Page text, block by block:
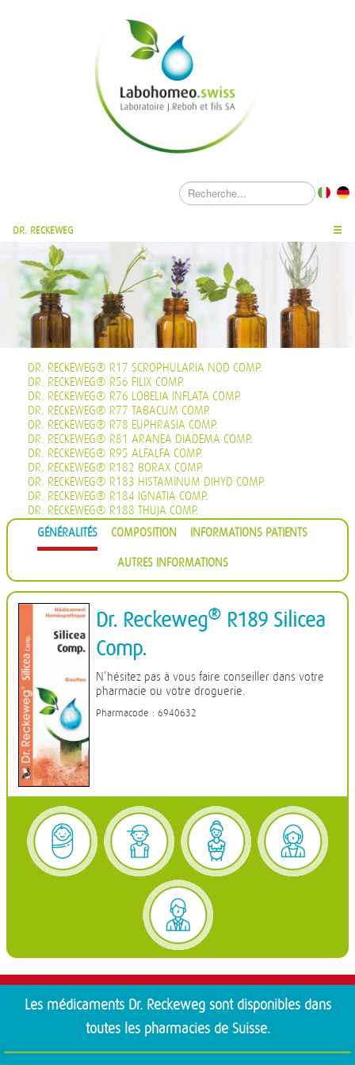
DR. RECKEWEG ☰
DR. RECKEWEG® R17 SCROPHULARIA NOD COMP.
DR. RECKEWEG® R56 FILIX COMP.
DR. RECKEWEG® R76 LOBELIA INFLATA COMP.
DR. RECKEWEG® R77 TABACUM COMP.
DR. RECKEWEG® R78 EUPHRASIA COMP.
DR. RECKEWEG® R81 ARANEA DIADEMA COMP.
DR. RECKEWEG® R95 ALFALFA COMP.
DR. RECKEWEG® R182 BORAX COMP.
DR. RECKEWEG® R183 HISTAMINUM DIHYD COMP.
DR. RECKEWEG® R184 IGNATIA COMP.
DR. RECKEWEG® R188 THUJA COMP.
DR. RECKEWEG® R189 SILICEA COMP.
DR. RECKEWEG® R191 CHININUM SULF COMP.
DR. RECKEWEG® R193 ECHINACEA COMP.
GÉNÉRALITÉS COMPOSITION INFORMATIONS PATIENTS
AUTRES INFORMATIONS
Dr. Reckeweg® R189 Silicea
Comp.
N’hésitez pas à vous faire conseiller dans votre
pharmacie ou votre droguerie.
Pharmacode : 6940632
Les médicaments Dr. Reckeweg sont disponibles dans
toutes les pharmacies de Suisse.